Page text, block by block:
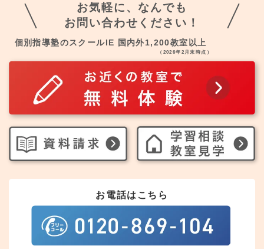
お気軽に、なんでも
お問い合わせください！
個別指導塾のスクールIE 国内外1,200教室以上
（2026年2月末時点）
お電話はこちら